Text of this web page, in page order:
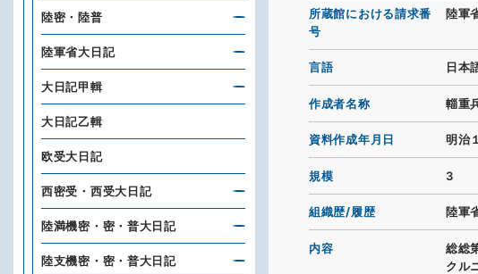
所蔵館における請求番
号
陸軍
言語 日本
作成者名称 輜重
資料作成年月日 明治
規模 3
組織歴/履歴 陸軍
内容
総総
クル
陸密・陸普
陸軍省大日記
大日記甲輯
大日記乙輯
欧受大日記
西密受・西受大日記
陸満機密・密・普大日記
陸支機密・密・普大日記